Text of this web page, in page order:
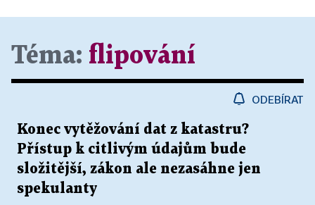
Téma: flipování
ODEBÍRAT
Konec vytěžování dat z katastru?
Přístup k citlivým údajům bude
složitější, zákon ale nezasáhne jen
spekulanty